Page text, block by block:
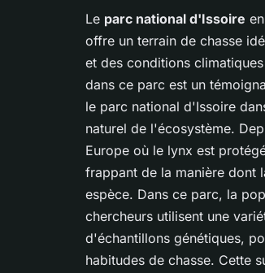
Le parc national d'Issoire
offre un terrain de chasse
et des conditions
dans ce parc est un
le parc national d'Issoire
naturel de l'écosystème.
Europe où le lynx est
frappant de la manière dont
espèce. Dans ce parc, la
chercheurs utilisent une
d'échantillons génétiques,
habitudes de chasse. Cette